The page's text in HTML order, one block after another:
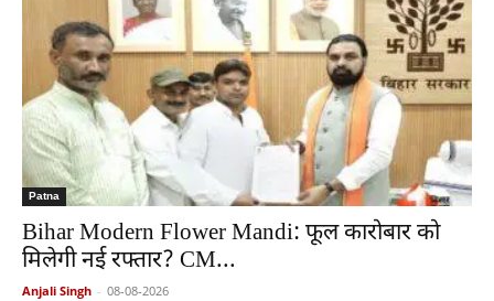
Patna
Bihar Modern Flower Mandi: फूल कारोबार को
मिलेगी नई रफ्तार? CM...
Anjali Singh - 08-08-2026